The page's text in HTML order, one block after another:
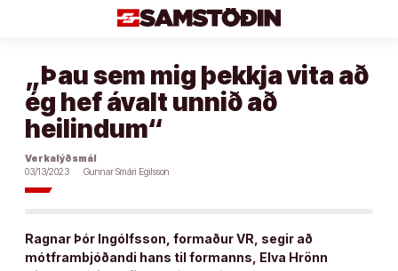
„Þau sem mig þekkja vita að
ég hef ávalt unnið að
heilindum“
Verkalýðsmál
03/13/2023
Gunnar Smári Egilsson
Ragnar Þór Ingólfsson, formaður VR, segir að
mótframbjóðandi hans til formanns, Elva Hrönn